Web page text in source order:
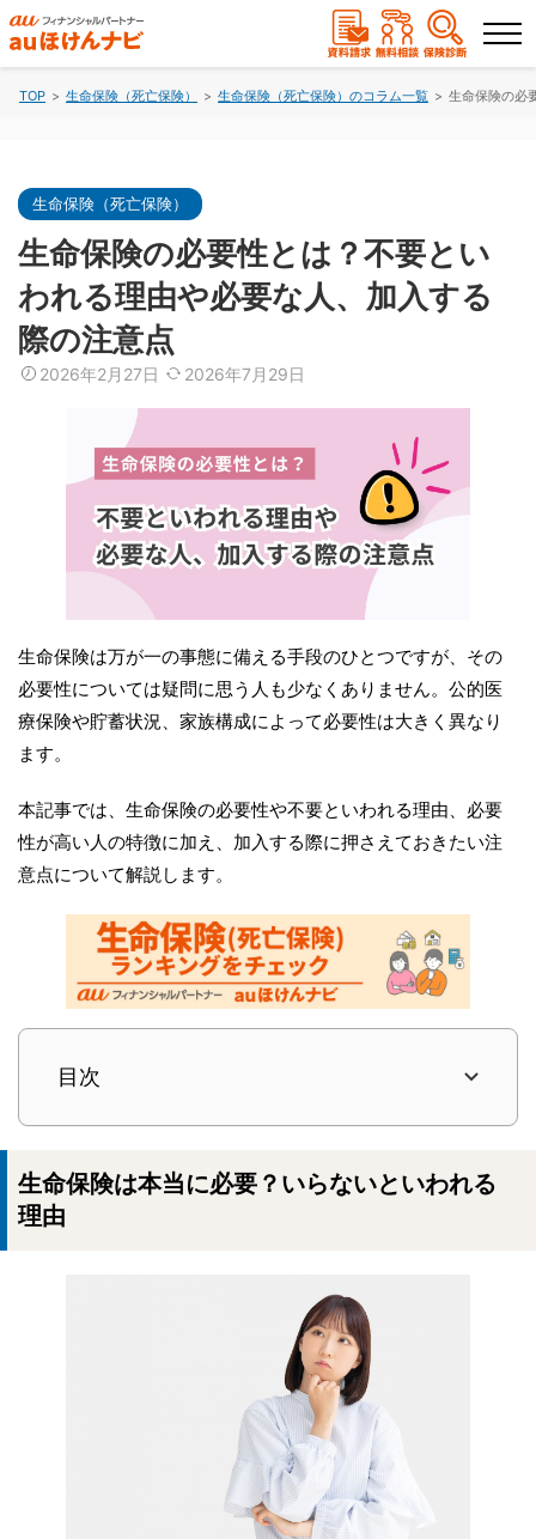
ランキングから選ぶ
保険を比較する
保険会社から探す
保険のコラムを読む
保険相談
（無料） （無料）
TOP 生命保険（死亡保険） 生命保険（死亡保険）のコラム一覧 生命保険の必
生命保険（死亡保険）
生命保険の必要性とは？不要とい
われる理由や必要な人、加入する
際の注意点
2026年2月27日 2026年7月29日
生命保険は万が一の事態に備える手段のひとつですが、その
必要性については疑問に思う人も少なくありません。公的医
療保険や貯蓄状況、家族構成によって必要性は大きく異なり
ます。
本記事では、生命保険の必要性や不要といわれる理由、必要
性が高い人の特徴に加え、加入する際に押さえておきたい注
意点について解説します。
目次
生命保険は本当に必要？いらないといわれる
理由